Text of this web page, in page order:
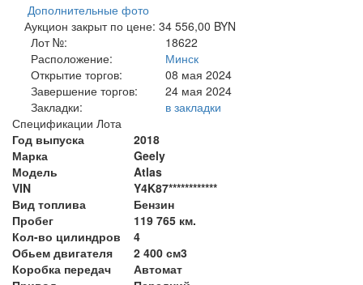
Дополнительные фото
Аукцион закрыт по цене: 34 556,00 BYN
Лот №:
18622
Расположение:
Минск
Открытие торгов:
08 мая 2024
Завершение торгов:
24 мая 2024
Закладки:
в закладки
Спецификации Лота
Год выпуска
2018
Марка
Geely
Модель
Atlas
VIN
Y4K87************
Вид топлива
Бензин
Пробег
119 765 км.
Кол-во цилиндров
4
Обьем двигателя
2 400 см3
Коробка передач
Автомат